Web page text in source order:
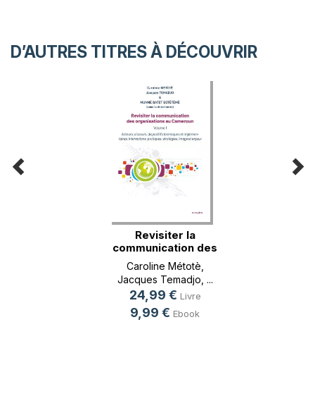
D’AUTRES TITRES À DÉCOUVRIR
Revisiter la
communication des
org(...)
Caroline Métotè
Jacques Temadjo , ...
24,99 € Livre
9,99 € Ebook